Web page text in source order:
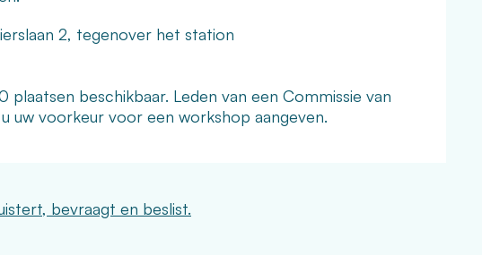
2, tegenover het station
plaatsen beschikbaar. Leden van een Commissie van
uw voorkeur voor een workshop aangeven.
bevraagt en beslist.